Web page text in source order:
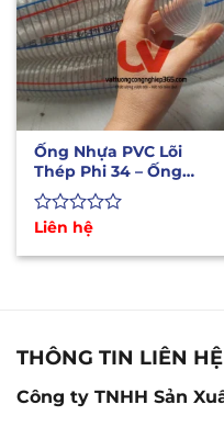
Ống Nhựa PVC Lõi
Thép Phi 34 – Ống
Dẫn Xăng Dầu Hóa
Chất
Được
hạng
Liên hệ
THÔNG TIN LIÊN HỆ
Công ty TNHH Sản